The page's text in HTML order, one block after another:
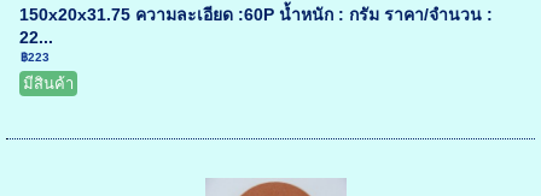
150x20x31.75 ความละเอียด :60P น้ำหนัก : กรัม ราคา/จำนวน :
22...
฿223
มีสินค้า